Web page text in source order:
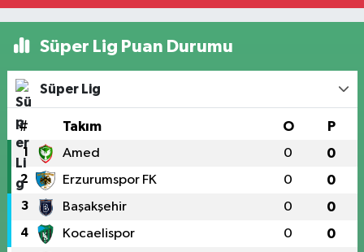
Süper Lig Puan Durumu
Süper Lig
# Takım O P
1 Amed 0 0
2 Erzurumspor FK 0 0
3 Başakşehir 0 0
4 Kocaelispor 0 0